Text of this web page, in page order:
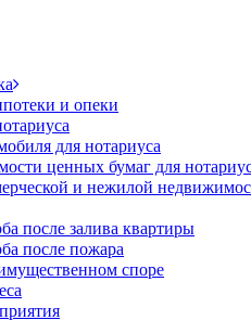
и опеки
для нотариуса
ценных бумаг для
и нежилой
после залива квартиры
после пожара
споре